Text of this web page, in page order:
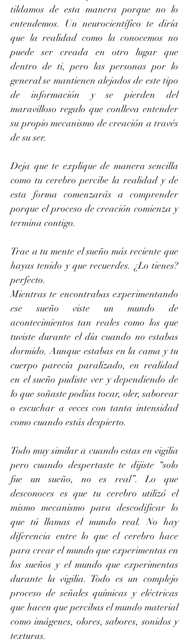
tildamos de esta manera porque no lo
entendemos. Un neurocientífico te diría
que la realidad como la conocemos no
puede ser creada en otro lugar que
dentro de ti, pero las personas por lo
general se mantienen alejados de este tipo
de información y se pierden del
maravilloso regalo que conlleva entender
su propio mecanismo de creación a través
de su ser.
Deja que te explique de manera sencilla
como tu cerebro percibe la realidad y de
esta forma comenzarás a comprender
porque el proceso de creación comienza y
termina contigo.
Trae a tu mente el sueño más reciente que
hayas tenido y que recuerdes. ¿Lo tienes?
perfecto.
Mientras te encontrabas experimentando
ese sueño viste un mundo de
acontecimientos tan reales como los que
tuviste durante el día cuando no estabas
dormido. Aunque estabas en la cama y tu
cuerpo parecía paralizado, en realidad
en el sueño pudiste ver y dependiendo de
lo que soñaste podías tocar, oler, saborear
o escuchar a veces con tanta intensidad
como cuando estás despierto.
Todo muy similar a cuando estas en vigilia
pero cuando despertaste te dijiste “solo
fue un sueño, no es real”. Lo que
desconoces es que tu cerebro utilizó el
mismo mecanismo para descodificar lo
que tú llamas el mundo real. No hay
diferencia entre lo que el cerebro hace
para crear el mundo que experimentas en
los sueños y el mundo que experimentas
durante la vigilia. Todo es un complejo
proceso de señales químicas y eléctricas
que hacen que percibas el mundo material
como imágenes, olores, sabores, sonidos y
texturas.